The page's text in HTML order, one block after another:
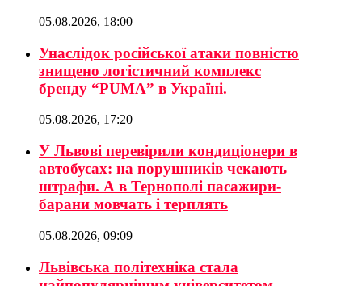
05.08.2026, 18:00
Унаслідок російської атаки повністю
знищено логістичний комплекс
бренду “PUMA” в Україні.
05.08.2026, 17:20
У Львові перевірили кондиціонери в
автобусах: на порушників чекають
штрафи. А в Тернополі пасажири-
барани мовчать і терплять
05.08.2026, 09:09
Львівська політехніка стала